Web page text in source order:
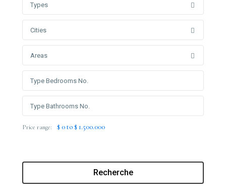
Types
Cities
Areas
Price range: $ 0 to $ 1.500.000
Recherche